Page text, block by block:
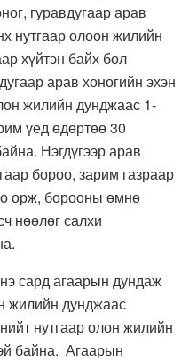
гуравдугаар арав
нутгаар олоон жилийн
хүйтэн байх бол
арав хоногийн эхэн
жилийн дунджаас 1-
үед өдөртөө 30
Нэгдүгээр арав
бороо, зарим газраар
орж, борооны өмнө
нөөлөг салхи
сард агаарын дундаж
жилийн дунджаас
нутгаар олон жилийн
байна. Агаарын